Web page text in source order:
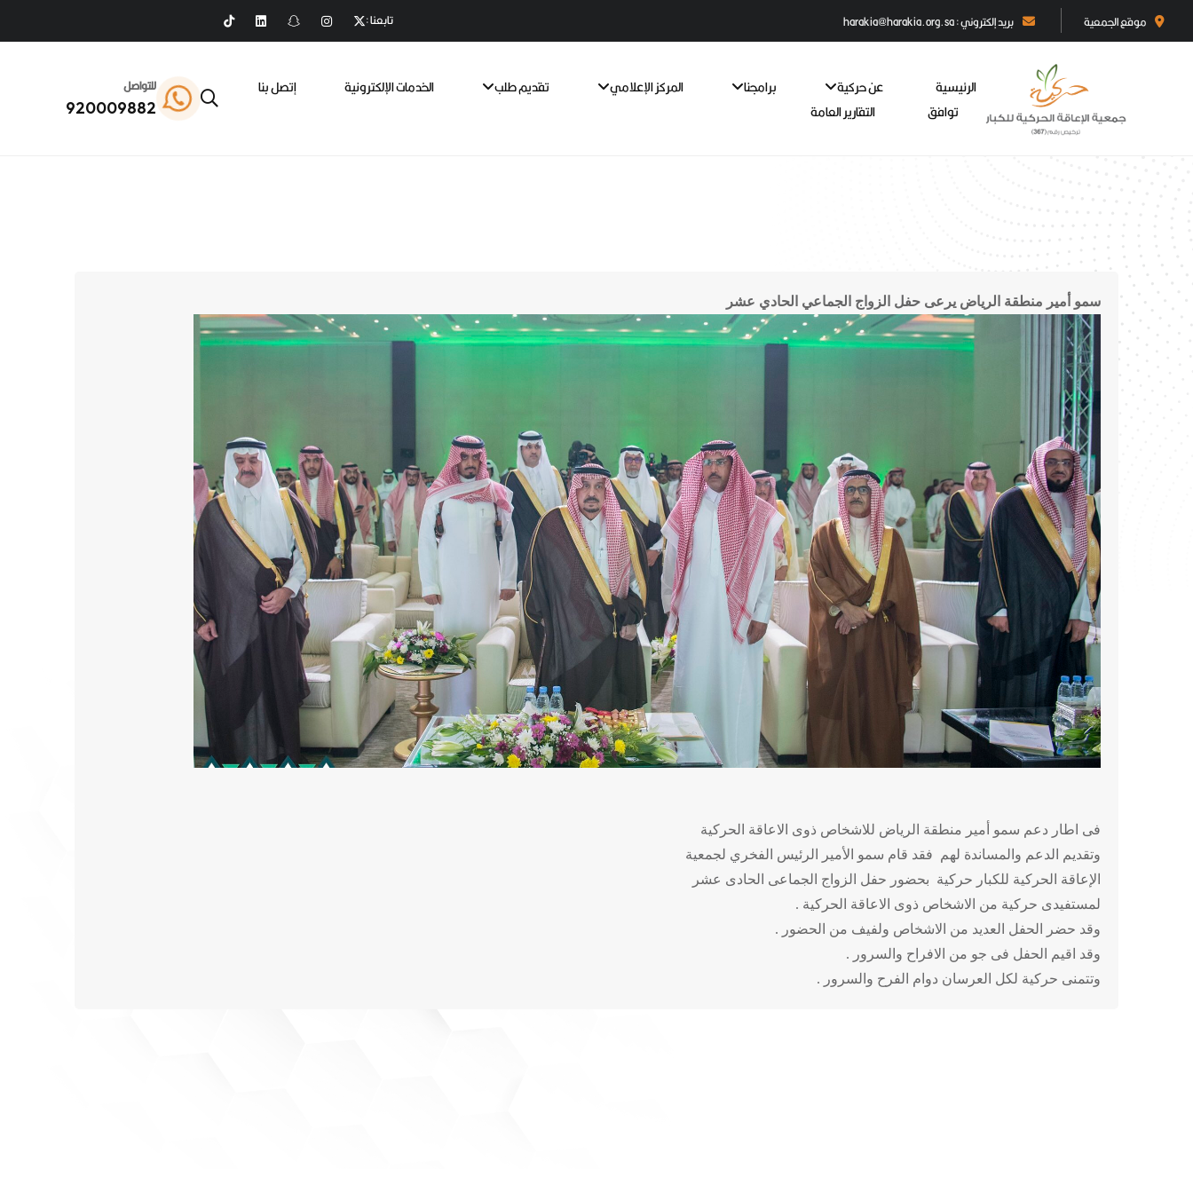
موقع الجمعية بريد إلكتروني : harakia@harakia.org.sa تابعنا :
الرئيسية عن حركية برامجنا المركز الإعلامي تقديم طلب الخدمات الإلكترونية
إتصل بنا
توافق
التقارير العامة
للتواصل
920009882
سمو أمير منطقة الرياض يرعى حفل الزواج الجماعي الحادي عشر
فى اطار دعم سمو أمير منطقة الرياض للاشخاص ذوى الاعاقة الحركية
وتقديم الدعم والمساندة لهم فقد قام سمو الأمير الرئيس الفخري لجمعية
الإعاقة الحركية للكبار حركية بحضور حفل الزواج الجماعى الحادى عشر
لمستفيدى حركية من الاشخاص ذوى الاعاقة الحركية .
وقد حضر الحفل العديد من الاشخاص ولفيف من الحضور .
وقد اقيم الحفل فى جو من الافراح والسرور .
وتتمنى حركية لكل العرسان دوام الفرح والسرور .